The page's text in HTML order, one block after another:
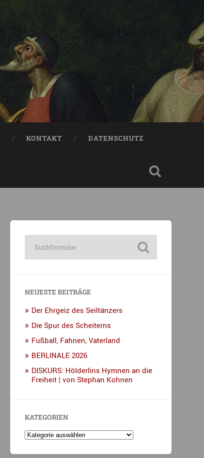
KONTAKT DATENSCHUTZ
NEUESTE BEITRÄGE
Der Ehrgeiz des Seiltänzers
Die Spur des Scheiterns
Fußball, Fahnen, Vaterland
BERLINALE 2026
DISKURS: Hölderlins Hymnen an die
Freiheit | von Stephan Kohnen
KATEGORIEN